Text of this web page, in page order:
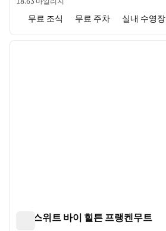
무료 조식 무료 주차 실내 수영장
1/12
홈2 스위트 바이 힐튼 프랭켄무트